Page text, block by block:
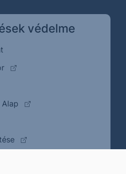
védelme
(külső oldalra ugrik)
oldalra ugrik)
(külső oldalra ugrik)
(külső oldalra ugrik)